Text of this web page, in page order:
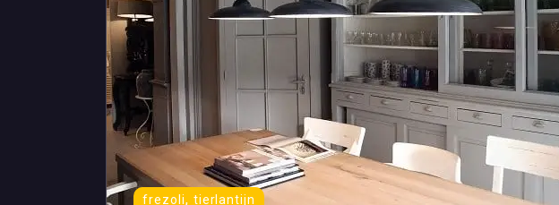
frezoli, tierlantijn